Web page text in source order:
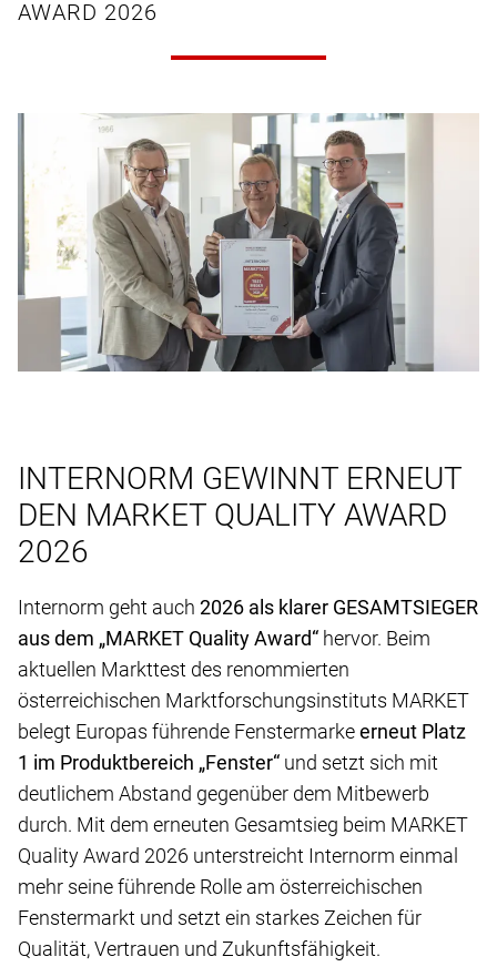
AWARD 2026
INTERNORM GEWINNT ERNEUT
DEN MARKET QUALITY AWARD
2026
Internorm geht auch 2026 als klarer GESAMTSIEGER
aus dem „MARKET Quality Award“ hervor. Beim
aktuellen Markttest des renommierten
österreichischen Marktforschungsinstituts MARKET
belegt Europas führende Fenstermarkeerneut Platz
1 im Produktbereich „Fenster“ und setzt sich mit
deutlichem Abstand gegenüber dem Mitbewerb
durch. Mit dem erneuten Gesamtsieg beim MARKET
Quality Award 2026 unterstreicht Internorm einmal
mehr seine führende Rolle am österreichischen
Fenstermarkt und setzt ein starkes Zeichen für
Qualität, Vertrauen und Zukunftsfähigkeit.